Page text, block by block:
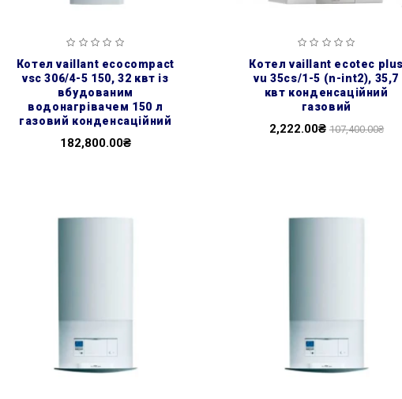
котел vaillant ecocompact
vsc 306/4-5 150, 32 квт із
вбудованим
водонагрівачем 150 л
газовий конденсаційний
182,800.00₴
котел vaillant ecotec plus
vu 35cs/1-5 (n-int2), 35,7
квт конденсаційний
газовий
2,222.00₴ 107,400.00₴